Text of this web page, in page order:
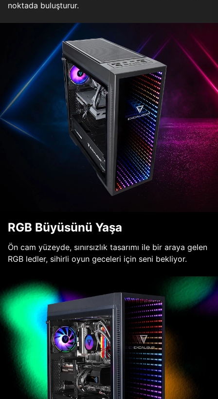
noktada buluşturur.
RGB Büyüsünü Yaşa
Ön cam yüzeyde, sınırsızlık tasarımı ile bir araya gelen
RGB ledler, sihirli oyun geceleri için seni bekliyor.